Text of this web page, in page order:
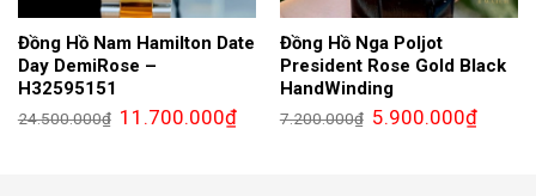
Đồng Hồ Nam Hamilton Date
Day DemiRose –
H32595151
24.500.000₫ Giá
gốc
11.700.000₫Giá
hiện
Đồng Hồ Nga Poljot
President Rose Gold Black
HandWinding
7.200.000₫ Giá
gốc
5.900.000₫Giá
hiện